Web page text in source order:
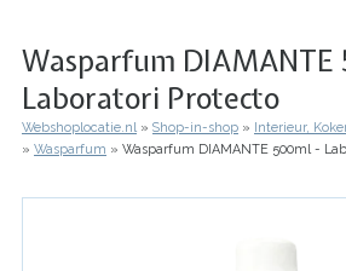
l
Wasparfum DIAMANTE
Laboratori Protecto
Kruimelpad
Webshoplocatie.nl Shop-in-shop Interieur,
Wasparfum
Wasparfum DIAMANTE 500ml -